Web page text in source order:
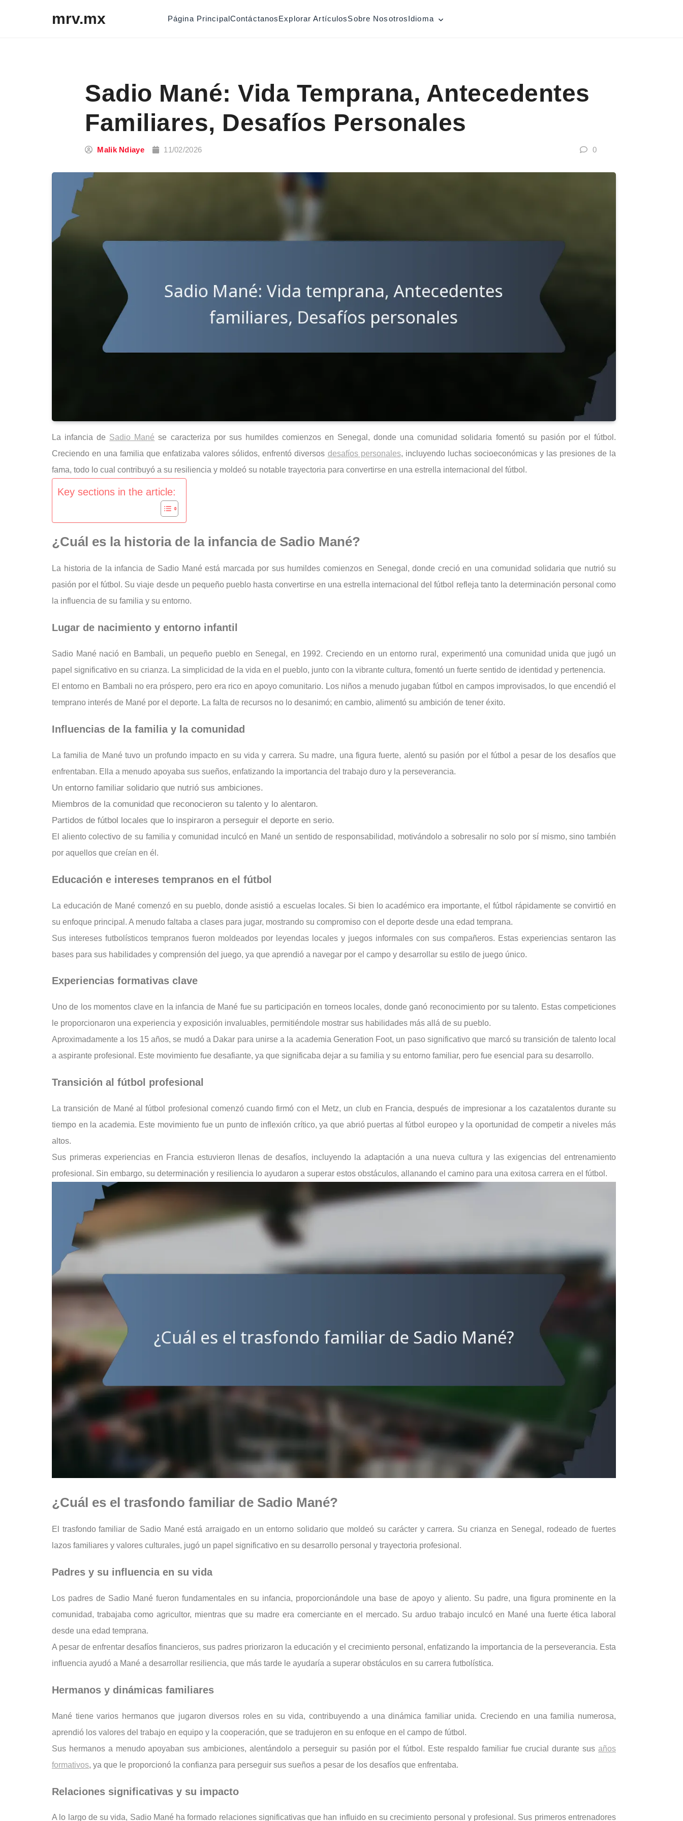
mrv.mx Página PrincipalContáctanosExplorar ArtículosSobre NosotrosIdioma
Sadio Mané: Vida Temprana, Antecedentes
Familiares, Desafíos Personales
Malik Ndiaye 11/02/2026 0
La infancia de Sadio Mané se caracteriza por sus humildes comienzos en Senegal, donde una comunidad solidaria fomentó su pasión por el fútbol.
Creciendo en una familia que enfatizaba valores sólidos, enfrentó diversos desafíos personales, incluyendo luchas socioeconómicas y las presiones de la
fama, todo lo cual contribuyó a su resiliencia y moldeó su notable trayectoria para convertirse en una estrella internacional del fútbol.
Key sections in the article:
¿Cuál es la historia de la infancia de Sadio Mané?
La historia de la infancia de Sadio Mané está marcada por sus humildes comienzos en Senegal, donde creció en una comunidad solidaria que nutrió su
pasión por el fútbol. Su viaje desde un pequeño pueblo hasta convertirse en una estrella internacional del fútbol refleja tanto la determinación personal como
la influencia de su familia y su entorno.
Lugar de nacimiento y entorno infantil
Sadio Mané nació en Bambali, un pequeño pueblo en Senegal, en 1992. Creciendo en un entorno rural, experimentó una comunidad unida que jugó un
papel significativo en su crianza. La simplicidad de la vida en el pueblo, junto con la vibrante cultura, fomentó un fuerte sentido de identidad y pertenencia.
El entorno en Bambali no era próspero, pero era rico en apoyo comunitario. Los niños a menudo jugaban fútbol en campos improvisados, lo que encendió el
temprano interés de Mané por el deporte. La falta de recursos no lo desanimó; en cambio, alimentó su ambición de tener éxito.
Influencias de la familia y la comunidad
La familia de Mané tuvo un profundo impacto en su vida y carrera. Su madre, una figura fuerte, alentó su pasión por el fútbol a pesar de los desafíos que
enfrentaban. Ella a menudo apoyaba sus sueños, enfatizando la importancia del trabajo duro y la perseverancia.
Un entorno familiar solidario que nutrió sus ambiciones.
Miembros de la comunidad que reconocieron su talento y lo alentaron.
Partidos de fútbol locales que lo inspiraron a perseguir el deporte en serio.
El aliento colectivo de su familia y comunidad inculcó en Mané un sentido de responsabilidad, motivándolo a sobresalir no solo por sí mismo, sino también
por aquellos que creían en él.
Educación e intereses tempranos en el fútbol
La educación de Mané comenzó en su pueblo, donde asistió a escuelas locales. Si bien lo académico era importante, el fútbol rápidamente se convirtió en
su enfoque principal. A menudo faltaba a clases para jugar, mostrando su compromiso con el deporte desde una edad temprana.
Sus intereses futbolísticos tempranos fueron moldeados por leyendas locales y juegos informales con sus compañeros. Estas experiencias sentaron las
bases para sus habilidades y comprensión del juego, ya que aprendió a navegar por el campo y desarrollar su estilo de juego único.
Experiencias formativas clave
Uno de los momentos clave en la infancia de Mané fue su participación en torneos locales, donde ganó reconocimiento por su talento. Estas competiciones
le proporcionaron una experiencia y exposición invaluables, permitiéndole mostrar sus habilidades más allá de su pueblo.
Aproximadamente a los 15 años, se mudó a Dakar para unirse a la academia Generation Foot, un paso significativo que marcó su transición de talento local
a aspirante profesional. Este movimiento fue desafiante, ya que significaba dejar a su familia y su entorno familiar, pero fue esencial para su desarrollo.
Transición al fútbol profesional
La transición de Mané al fútbol profesional comenzó cuando firmó con el Metz, un club en Francia, después de impresionar a los cazatalentos durante su
tiempo en la academia. Este movimiento fue un punto de inflexión crítico, ya que abrió puertas al fútbol europeo y la oportunidad de competir a niveles más
altos.
Sus primeras experiencias en Francia estuvieron llenas de desafíos, incluyendo la adaptación a una nueva cultura y las exigencias del entrenamiento
profesional. Sin embargo, su determinación y resiliencia lo ayudaron a superar estos obstáculos, allanando el camino para una exitosa carrera en el fútbol.
¿Cuál es el trasfondo familiar de Sadio Mané?
El trasfondo familiar de Sadio Mané está arraigado en un entorno solidario que moldeó su carácter y carrera. Su crianza en Senegal, rodeado de fuertes
lazos familiares y valores culturales, jugó un papel significativo en su desarrollo personal y trayectoria profesional.
Padres y su influencia en su vida
Los padres de Sadio Mané fueron fundamentales en su infancia, proporcionándole una base de apoyo y aliento. Su padre, una figura prominente en la
comunidad, trabajaba como agricultor, mientras que su madre era comerciante en el mercado. Su arduo trabajo inculcó en Mané una fuerte ética laboral
desde una edad temprana.
A pesar de enfrentar desafíos financieros, sus padres priorizaron la educación y el crecimiento personal, enfatizando la importancia de la perseverancia. Esta
influencia ayudó a Mané a desarrollar resiliencia, que más tarde le ayudaría a superar obstáculos en su carrera futbolística.
Hermanos y dinámicas familiares
Mané tiene varios hermanos que jugaron diversos roles en su vida, contribuyendo a una dinámica familiar unida. Creciendo en una familia numerosa,
aprendió los valores del trabajo en equipo y la cooperación, que se tradujeron en su enfoque en el campo de fútbol.
Sus hermanos a menudo apoyaban sus ambiciones, alentándolo a perseguir su pasión por el fútbol. Este respaldo familiar fue crucial durante sus años
formativos, ya que le proporcionó la confianza para perseguir sus sueños a pesar de los desafíos que enfrentaba.
Relaciones significativas y su impacto
A lo largo de su vida, Sadio Mané ha formado relaciones significativas que han influido en su crecimiento personal y profesional. Sus primeros entrenadores